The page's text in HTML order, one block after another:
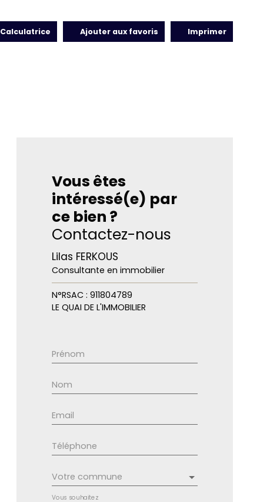
Calculatrice Ajouter aux favoris Imprimer
Vous êtes
intéressé(e) par
ce bien ?
Contactez-nous
Lilas FERKOUS
Consultante en immobilier
N°RSAC : 911804789
LE QUAI DE L'IMMOBILIER
Prénom
Nom
Email
Téléphone
Votre commune
Vous souhaitez